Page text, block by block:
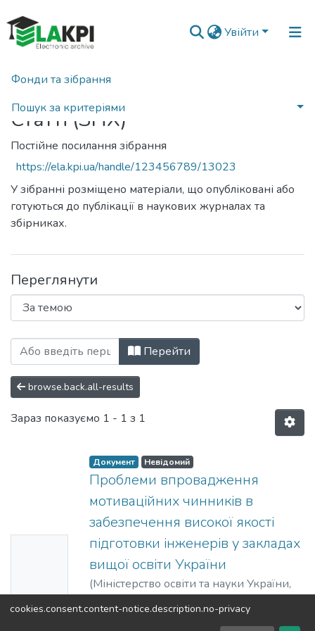
Увійти
Фонди та зібрання
Пошук за критеріями
Головна
Статті (ЗНХ)
Постійне посилання зібрання
https://ela.kpi.ua/handle/123456789/13023
У зібранні розміщено матеріали, що опубліковані або
готуються до публікації в наукових журналах та
збірниках.
Переглянути
Перегляд Статті (ЗНХ) за Ключові
Перейти
browse.back.all-results
Зараз показуємо 1 - 1 з 1
Документ Невідомий
Проблеми впровадження
мотиваційних чинників в
забезпечення високої якості
підготовки інженерів у закладах
вищої освіти України
(Міністерство освіти та науки України,
Національний педагогічний
cookies.consent.content-notice.description.no-privacy